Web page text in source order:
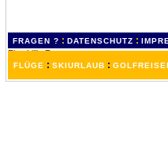
FRAGEN ? : DATENSCHUTZ :
FLÜGE : SKIURLAUB :